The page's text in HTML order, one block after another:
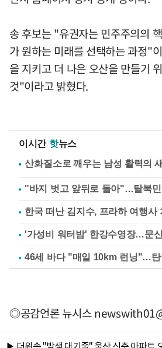
송 후보는 "유권자는 민주주의의
가 원하는 미래를 선택하는 과정"
을 지키고 더 나은 오산을 만들기
것"이라고 밝혔다.
이시간 핫뉴스
"바지 벗고 앞뒤로 돌아"…탈북
한국 떠난 김지수, 프라하 여행
46세 바다 "매일 10km 런닝"…탄
◎공감언론 뉴시스